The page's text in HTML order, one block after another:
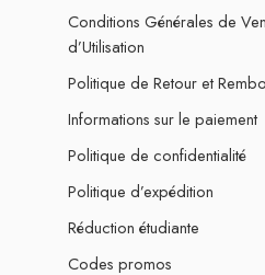
Conditions Générales de
d’Utilisation
Politique de Retour et
Informations sur le paiement
Politique de confidentialité
Politique d’expédition
Réduction étudiante
Codes promos